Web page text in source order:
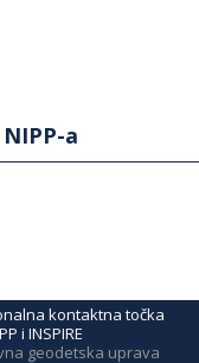
a
kontaktna točka
i INSPIRE
geodetska uprava